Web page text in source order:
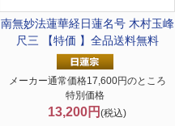
南無妙法蓮華経日蓮名号 木村玉峰
尺三 【特価 】全品送料無料
メーカー通常価格17,600円のところ
特別価格
13,200円 (税込)